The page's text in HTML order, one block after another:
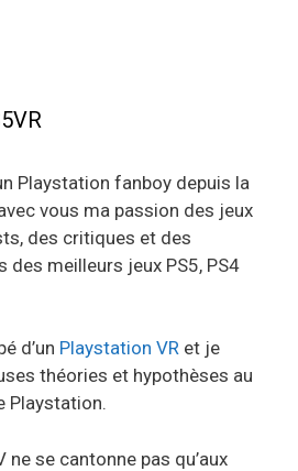
Playstation fanboy depuis la
vous ma passion des jeux
des critiques et des
des meilleurs jeux PS5, PS4
d’un Playstation VR et je
théories et hypothèses au
Playstation.
se cantonne pas qu’aux